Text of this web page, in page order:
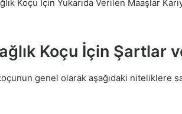
Koçu İçin Yukarıda Verilen Maaşlar
Koçu İçin Şartlar
genel olarak aşağıdaki niteliklere